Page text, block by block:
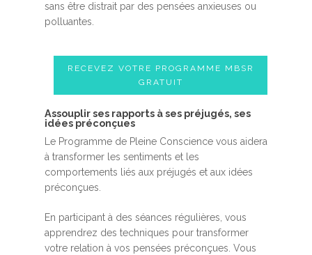
sans être distrait par des pensées anxieuses ou
polluantes.
RECEVEZ VOTRE PROGRAMME MBSR
GRATUIT
Assouplir ses rapports à ses préjugés, ses
idées préconçues
Le Programme de Pleine Conscience vous aidera
à transformer les sentiments et les
comportements liés aux préjugés et aux idées
préconçues.
En participant à des séances régulières, vous
apprendrez des techniques pour transformer
votre relation à vos pensées préconçues. Vous